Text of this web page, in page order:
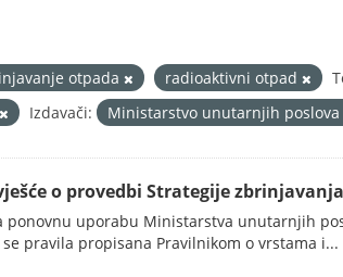
otpada radioaktivni otpad
Izdavači: Ministarstvo unutarnjih poslova
o provedbi Strategije
ponovnu uporabu Ministarstva unutarnjih
pravila propisana Pravilnikom o vrstama i...